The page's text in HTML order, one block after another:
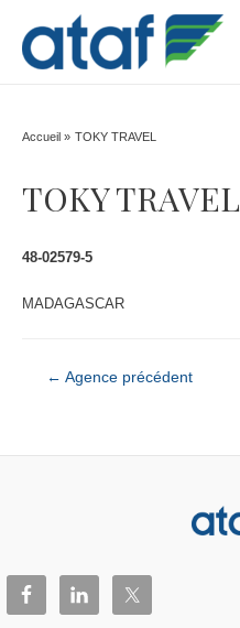
Accueil TOKY TRAVEL
TOKY TRAVEL
48-02579-5
MADAGASCAR
Navigation
l’article
← Agence précédent